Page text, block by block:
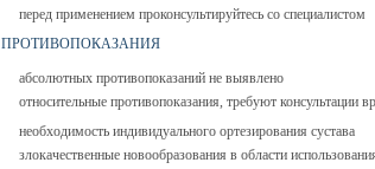
перед применением проконсультируйтесь со специалистом
ПРОТИВОПОКАЗАНИЯ
абсолютных противопоказаний не выявлено
относительные противопоказания, требуют консультации
необходимость индивидуального ортезирования сустава
злокачественные новообразования в области